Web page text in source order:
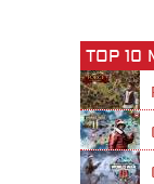
TOP 10